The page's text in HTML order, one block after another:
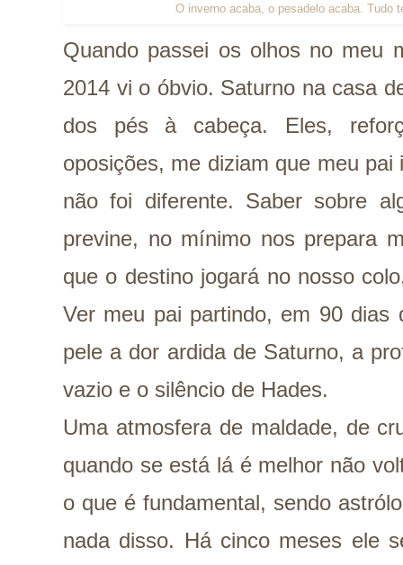
O inverno acaba, o pesadelo acaba. Tudo
Quando passei os olhos no meu
2014 vi o óbvio. Saturno na casa
dos pés à cabeça. Eles,
oposições, me diziam que meu
não foi diferente. Saber sobre
previne, no mínimo nos prepara
que o destino jogará no nosso
Ver meu pai partindo, em 90 dias
pele a dor ardida de Saturno, a
vazio e o silêncio de Hades.
Uma atmosfera de maldade, de
quando se está lá é melhor não
o que é fundamental, sendo
nada disso. Há cinco meses ele